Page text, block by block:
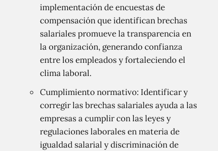
implementación de encuestas de
compensación que identifican brechas
salariales promueve la transparencia en
la organización, generando confianza
entre los empleados y fortaleciendo el
clima laboral.
Cumplimiento normativo: Identificar y
corregir las brechas salariales ayuda a las
empresas a cumplir con las leyes y
regulaciones laborales en materia de
igualdad salarial y discriminación de